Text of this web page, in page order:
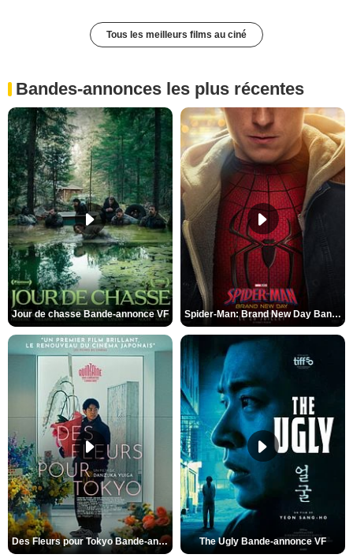
Tous les meilleurs films au ciné
Bandes-annonces les plus récentes
Jour de chasse Bande-annonce VF Spider-Man: Brand New Day Bande-annonce (3) VO STFR
Des Fleurs pour Tokyo Bande-annonce VO STFR The Ugly Bande-annonce VF